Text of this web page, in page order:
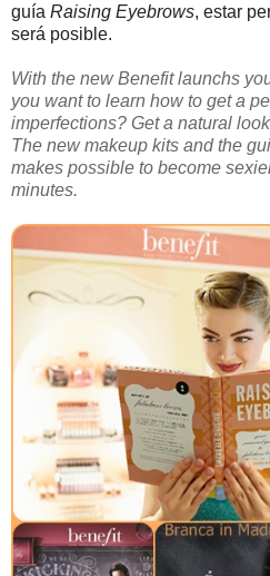
guía Raising Eyebrows, estar
será posible.
With the new Benefit launchs
you want to learn how to get a
imperfections? Get a natural
The new makeup kits and the
makes possible to become
minutes.